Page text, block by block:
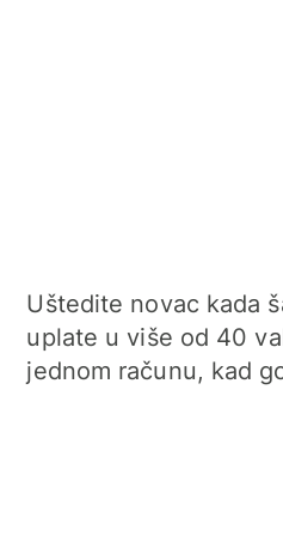
Uštedite novac kada
uplate u više od 40
jednom računu, kad